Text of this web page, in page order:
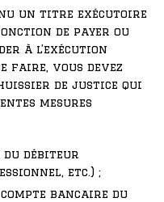
un titre exécutoire
de payer ou
à l’exécution
faire, vous devez
de justice qui
mesures
du débiteur
etc.) ;
bancaire du